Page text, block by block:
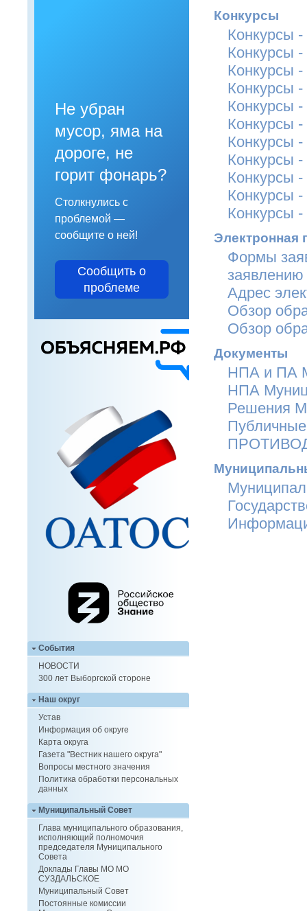
Не убран
мусор, яма на
дороге, не
горит фонарь?
Столкнулись с
проблемой —
сообщите о ней!
Сообщить о
проблеме
События
НОВОСТИ
300 лет Выборгской стороне
Наш округ
Устав
Информация об округе
Карта округа
Газета "Вестник нашего округа"
Вопросы местного значения
Политика обработки персональных
данных
Муниципальный Совет
Глава муниципального образования,
исполняющий полномочия
председателя Муниципального
Совета
Доклады Главы МО МО
СУЗДАЛЬСКОЕ
Муниципальный Совет
Постоянные комиссии
Конкурсы
Конкурсы -
Конкурсы -
Конкурсы -
Конкурсы -
Конкурсы -
Конкурсы -
Конкурсы -
Конкурсы -
Конкурсы -
Конкурсы -
Конкурсы -
Электронная
Формы
заявлению
Адрес
Обзор
Обзор
Документы
НПА и ПА
НПА
Решения